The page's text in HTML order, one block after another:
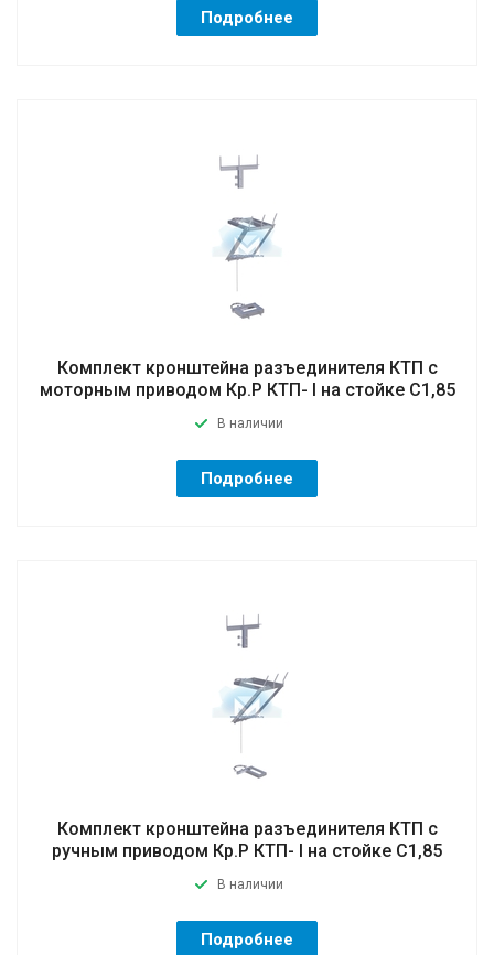
Подробнее
Комплект кронштейна разъединителя КТП с
моторным приводом Кр.Р КТП- I на стойке C1,85
В наличии
Подробнее
Комплект кронштейна разъединителя КТП с
ручным приводом Кр.Р КТП- I на стойке C1,85
В наличии
Подробнее